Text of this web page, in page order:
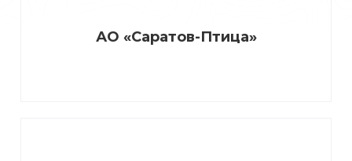
АО «Саратов-Птица»